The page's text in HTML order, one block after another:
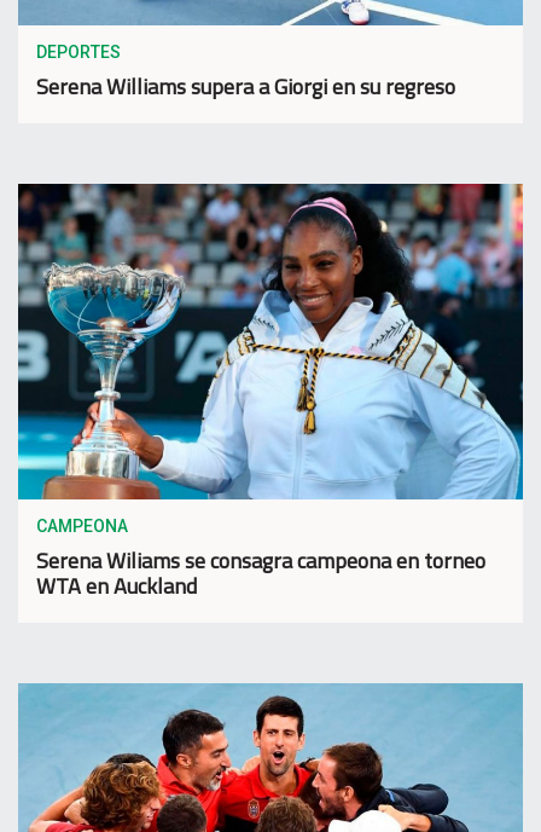
DEPORTES
Serena Williams supera a Giorgi en su regreso
CAMPEONA
Serena Wiliams se consagra campeona en torneo
WTA en Auckland